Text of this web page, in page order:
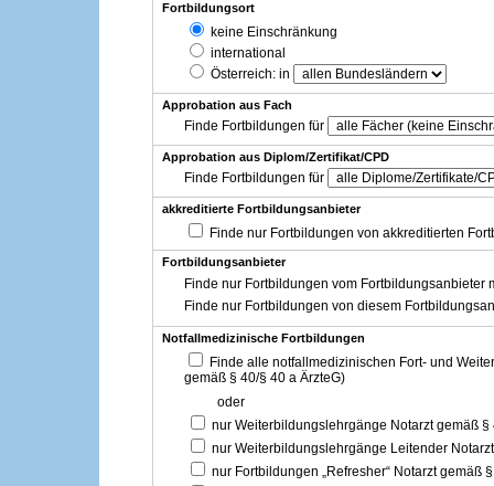
Fortbildungsort
keine Einschränkung
international
Österreich: in
Approbation aus Fach
Finde Fortbildungen für
Approbation aus Diplom/Zertifikat/CPD
Finde Fortbildungen für
akkreditierte Fortbildungsanbieter
Finde nur Fortbildungen von akkreditierten
Fortbildungsanbieter
Finde nur Fortbildungen vom Fortbildungsanbieter
Finde nur Fortbildungen von diesem
Notfallmedizinische Fortbildungen
Finde alle notfallmedizinischen Fort- und
gemäß § 40/§ 40 a ÄrzteG)
oder
nur Weiterbildungslehrgänge Notarzt gemäß §
nur Weiterbildungslehrgänge Leitender
nur Fortbildungen „Refresher“ Notarzt gemäß